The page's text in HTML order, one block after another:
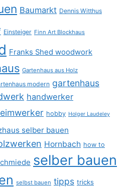
Baumarkt Dennis Witthus
Einsteiger Finn Art Blockhaus
Franks Shed woodwork
Gartenhaus aus Holz
modern gartenhaus
handwerker
hobby Holger Laudeley
selber bauen
Hornbach how to
selber bauen
selbst bauen tipps tricks